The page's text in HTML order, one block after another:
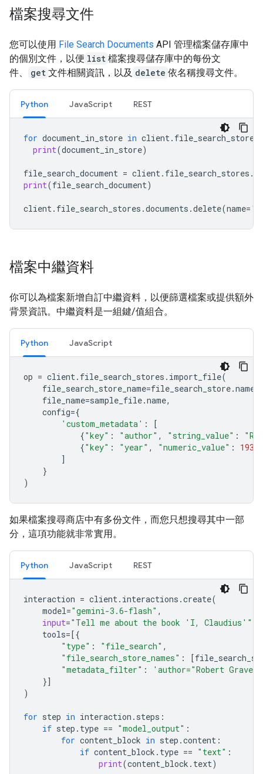
檔案搜尋文件
您可以使用 File Search Documents API 管理檔案儲存庫中
的個別文件，以便 list 檔案搜尋儲存庫中的每份文
件、
get 文件相關資訊，以及 delete 依名稱搜尋文件。
Python JavaScript REST
for document_in_store in client. file_search_stores
print(document_in_store)
file_search_document = client. file_search_stores .
print(file_search_document)
client. file_search_stores .documents .delete(name=
檔案中繼資料
你可以為檔案新增自訂中繼資料，以便篩選檔案或提供額外
背景資訊。中繼資料是一組鍵/值組合。
Python JavaScript
op = client. file_search_stores . import_file(
file_search_store_name=file_search_store.name
file_name=sample_file.name,
config={
'custom_metadata' :
[
{"key" : "author" , "string_value" :
{"key" : "year" , "numeric_value" : 1934
]
}
)
如果檔案搜尋商店中有多份文件，而您只想搜尋其中一部
分，這項功能就非常實用。
Python JavaScript REST
interaction = client. interactions .create(
model="gemini-3.6-flash" ,
input="Tell me about the book 'I, Claudius'"
tools=[{
"type" : "file_search" ,
"file_search_store_names" : [
"metadata_filter" :
'author="Robert
}]
)
for step in interaction . steps :
if step . type == "model_output" :
for content_block in step .content :
if content_block . type == "text" :
print(content_block . text)